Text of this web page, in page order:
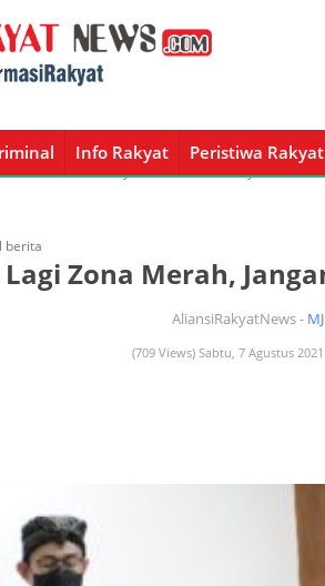
Info Rakyat Peristiwa Rakyat
Info Rakyat Peristiwa Rakyat
berita
Zona Merah,
AliansiRakyatNews - MJ
(709 Views) Sabtu, 7 Agustus